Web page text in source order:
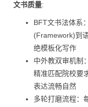
文书质量:
BFT文书法体系
(Framework)到
绝模板化写作
中外教双审机制
精准匹配院校要
表达流畅自然
多轮打磨流程：